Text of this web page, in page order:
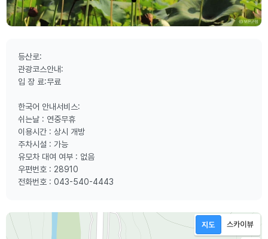
등산로:
관광코스안내:
입 장 료:무료
한국어 안내서비스:
쉬는날 : 연중무휴
이용시간 : 상시 개방
주차시설 : 가능
유모차 대여 여부 : 없음
우편번호 : 28910
전화번호 : 043-540-4443